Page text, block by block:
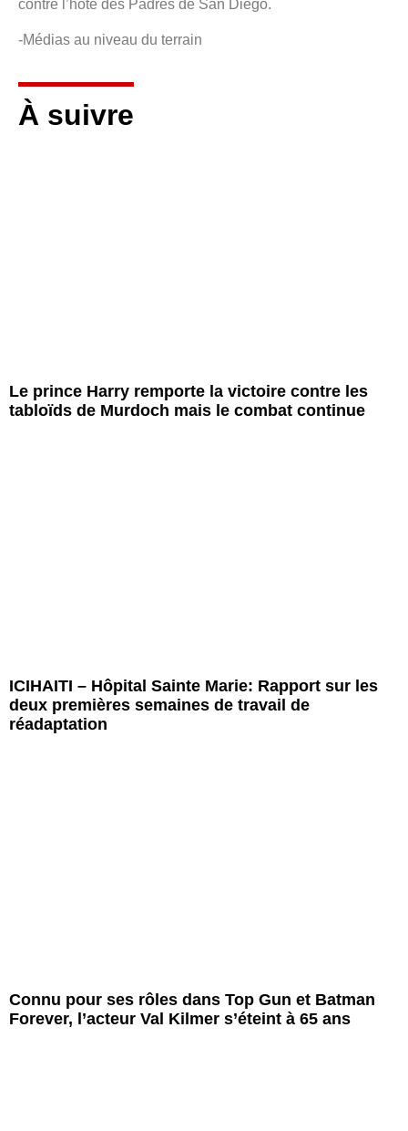
contre l’hôte des Padres de San Diego.
-Médias au niveau du terrain
À suivre
Le prince Harry remporte la victoire contre les
tabloïds de Murdoch mais le combat continue
ICIHAITI – Hôpital Sainte Marie: Rapport sur les
deux premières semaines de travail de
réadaptation
Connu pour ses rôles dans Top Gun et Batman
Forever, l’acteur Val Kilmer s’éteint à 65 ans